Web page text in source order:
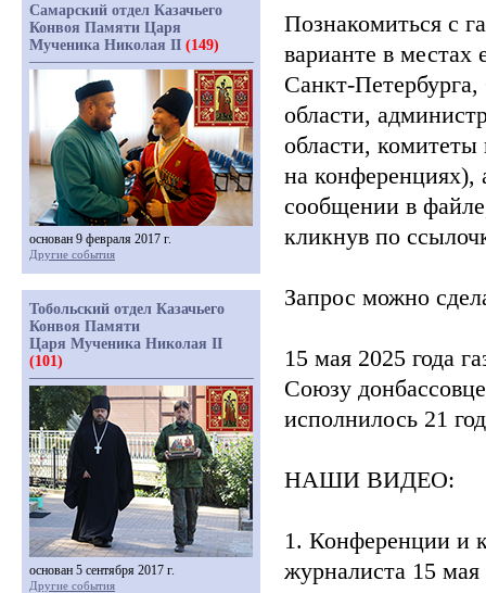
Познакомиться с
варианте в местах
Санкт-
области,
области,
на
сообщении в
кликнув по
Запрос можно
15 мая 2025 года
Союзу
исполнилось 21 год
НАШИ ВИДЕО:
1. Конференции и
журналиста 15
Самарский отдел Казачьего
Конвоя Памяти Царя
Мученика Николая II (149)
основан 9 февраля 2017 г.
Другие события
Тобольский отдел Казачьего
Конвоя Памяти
Царя Мученика Николая II
(101)
основан 5 сентября 2017 г.
Другие события